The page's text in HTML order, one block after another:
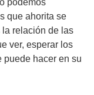
que ahorita se
relación de las
ver, esperar los
puede hacer en su